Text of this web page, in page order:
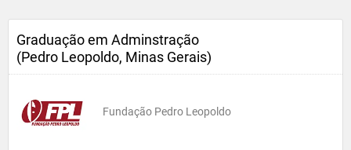
Graduação em Adminstração
(Pedro Leopoldo, Minas Gerais)
Fundação Pedro Leopoldo